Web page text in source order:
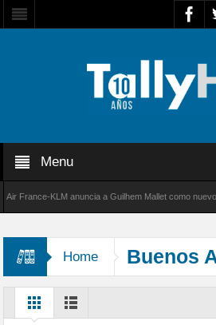
Menu
KLM anuncia a Guilhem Mallet como nuevo
Home Buenos